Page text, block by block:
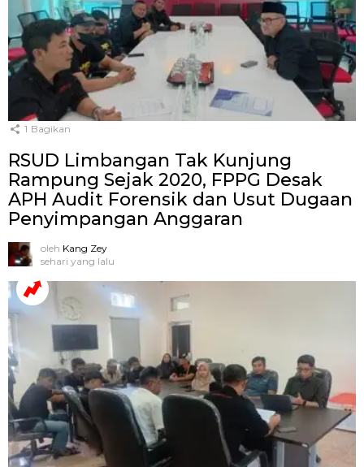
1 Bagikan
RSUD Limbangan Tak Kunjung
Rampung Sejak 2020, FPPG Desak
APH Audit Forensik dan Usut Dugaan
Penyimpangan Anggaran
oleh Kang Zey
sehari yang lalu